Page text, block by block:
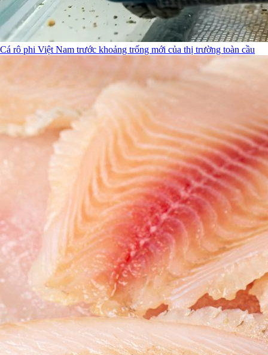
Cá rô phi Việt Nam trước khoảng trống mới của thị trường toàn cầu